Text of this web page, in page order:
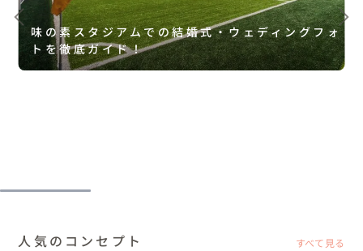
味の素スタジアムでの結婚式・ウェディングフォ
トを徹底ガイド！
人気のコンセプト すべて見る